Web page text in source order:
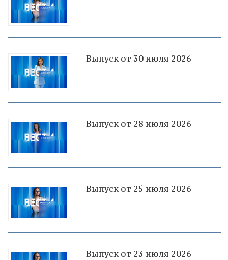
Выпуск от 30 июля 2026
Выпуск от 28 июля 2026
Выпуск от 25 июля 2026
Выпуск от 23 июля 2026